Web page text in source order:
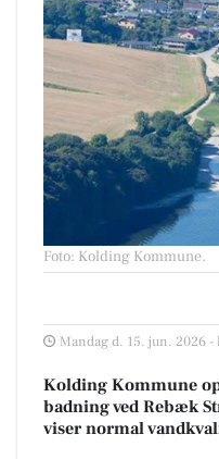
Foto: Kolding Kommune.
Mandag d. 15. jun. 2026 -
Kolding Kommune
badning ved Rebæk
viser normal